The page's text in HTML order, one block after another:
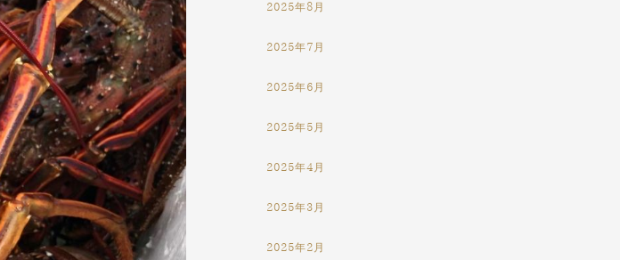
2025年8月
2025年7月
2025年6月
2025年5月
2025年4月
2025年3月
2025年2月